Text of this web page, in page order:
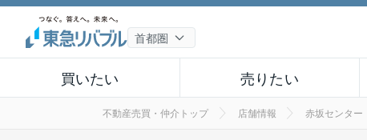
買いたい 売りたい
不動産売買・仲介トップ 店舗情報 赤坂センター